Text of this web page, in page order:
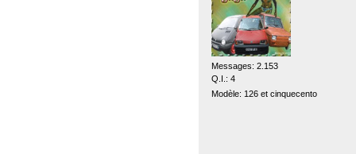
Messages: 2.153
Q.I.: 4
Modèle: 126 et cinquecento